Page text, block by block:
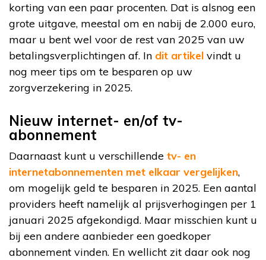
korting van een paar procenten. Dat is alsnog een
grote uitgave, meestal om en nabij de 2.000 euro,
maar u bent wel voor de rest van 2025 van uw
betalingsverplichtingen af. In dit artikel vindt u
nog meer tips om te besparen op uw
zorgverzekering in 2025.
Nieuw internet- en/of tv-
abonnement
Daarnaast kunt u verschillende tv- en
internetabonnementen met elkaar vergelijken,
om mogelijk geld te besparen in 2025. Een aantal
providers heeft namelijk al prijsverhogingen per 1
januari 2025 afgekondigd. Maar misschien kunt u
bij een andere aanbieder een goedkoper
abonnement vinden. En wellicht zit daar ook nog